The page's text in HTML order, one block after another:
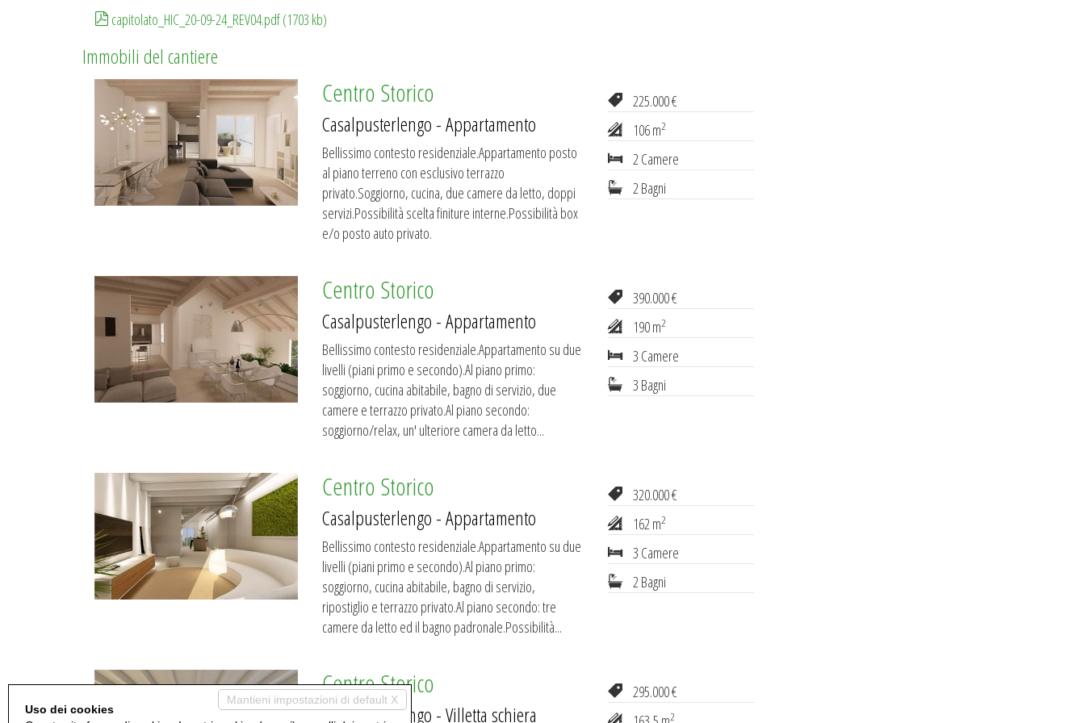
capitolato_HIC_20-09-24_REV04.pdf (1703 kb)
Immobili del cantiere
Centro Storico
Casalpusterlengo - Appartamento
Bellissimo contesto residenziale.Appartamento posto
al piano terreno con esclusivo terrazzo
privato.Soggiorno, cucina, due camere da letto, doppi
servizi.Possibilità scelta finiture interne.Possibilità box
e/o posto auto privato.
225.000 €
106 m2
2 Camere
2 Bagni
Centro Storico
Casalpusterlengo - Appartamento
Bellissimo contesto residenziale.Appartamento su due
livelli (piani primo e secondo).Al piano primo:
soggiorno, cucina abitabile, bagno di servizio, due
camere e terrazzo privato.Al piano secondo:
soggiorno/relax, un' ulteriore camera da letto...
390.000 €
190 m2
3 Camere
3 Bagni
Centro Storico
Casalpusterlengo - Appartamento
Bellissimo contesto residenziale.Appartamento su due
livelli (piani primo e secondo).Al piano primo:
soggiorno, cucina abitabile, bagno di servizio,
ripostiglio e terrazzo privato.Al piano secondo: tre
camere da letto ed il bagno padronale.Possibilità...
320.000 €
162 m2
3 Camere
2 Bagni
Centro Storico
Casalpusterlengo - Villetta schiera
295.000 €
2
Mantieni impostazioni di default X
Uso dei cookies